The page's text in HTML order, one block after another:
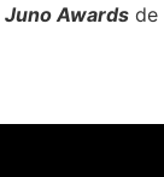
Juno Awards de